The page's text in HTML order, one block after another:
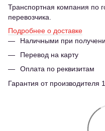
Транспортная компания по
перевозчика.
Подробнее о доставке
Наличными при
Перевод на карту
Оплата по реквизитам
Гарантия от производителя